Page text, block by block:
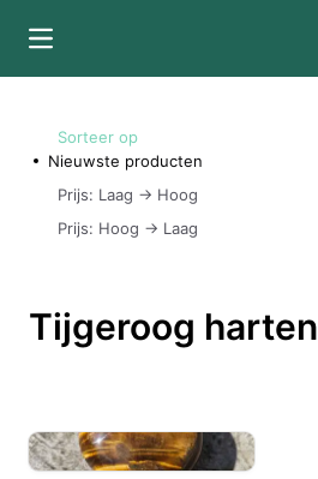
Sorteer op
Nieuwste producten
Prijs: Laag -> Hoog
Prijs: Hoog -> Laag
Tijgeroog harten